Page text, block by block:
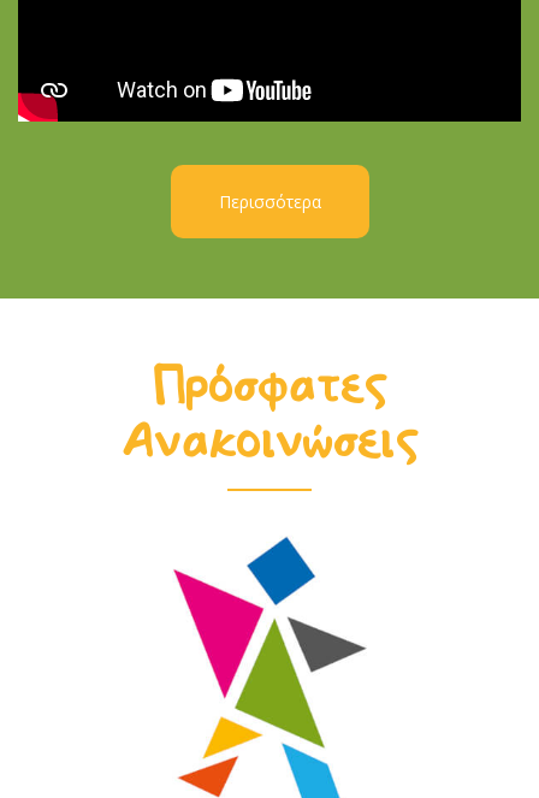
Περισσότερα
Πρόσφατες
Ανακοινώσεις